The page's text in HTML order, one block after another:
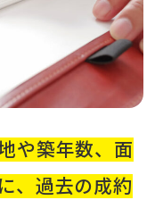
や築年数、面
、過去の成約